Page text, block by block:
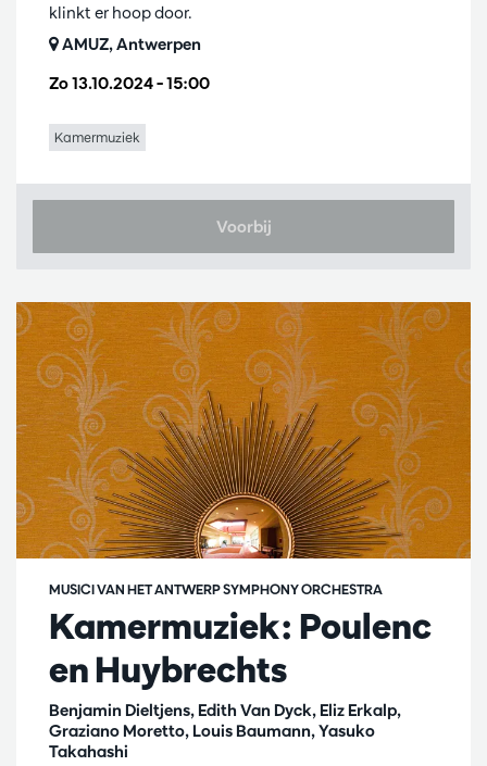
Zo 13.10.2024– 15:00
klinkt er hoop door.
AMUZ, Antwerpen
Kamermuziek
Voorbij
Kamermuziek: Poulenc
en Huybrechts
Benjamin Dieltjens, Edith Van Dyck, Eliz Erkalp,
Graziano Moretto, Louis Baumann, Yasuko
Takahashi
MUSICI VAN HET ANTWERP SYMPHONY ORCHESTRA